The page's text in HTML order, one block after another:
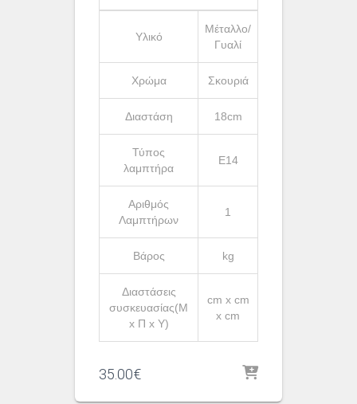
Υλικό
Μέταλλο/
Γυαλί
Χρώμα Σκουριά
Διαστάση 18cm
Τύπος
λαμπτήρα
Ε14
Αριθμός
Λαμπτήρων
1
Βάρος kg
Διαστάσεις
συσκευασίας(Μ
x Π x Υ)
cm x cm
x cm
35.00€